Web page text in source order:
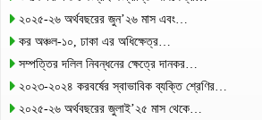
২০২৫-২৬ অর্থবছরের জুন’২৬ মাস এবং…
কর অঞ্চল-১০, ঢাকা এর অধিক্ষেত্র…
সম্পত্তির দলিল নিবন্ধনের ক্ষেত্রে দানকর…
২০২৩-২০২৪ করবর্ষের স্বাভাবিক ব্যক্তি শ্রেণির…
২০২৫-২৬ অর্থবছরের জুলাই’২৫ মাস থেকে…